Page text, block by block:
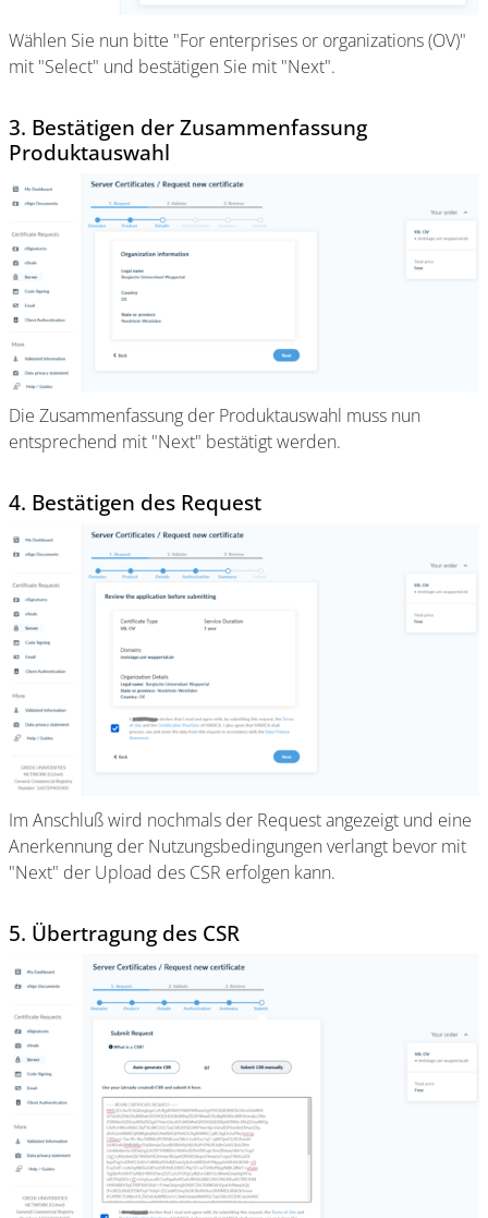
Wählen Sie nun bitte "For enterprises or organizations (OV)"
mit "Select" und bestätigen Sie mit "Next".
3. Bestätigen der Zusammenfassung
Produktauswahl
Die Zusammenfassung der Produktauswahl muss nun
entsprechend mit "Next" bestätigt werden.
4. Bestätigen des Request
Im Anschluß wird nochmals der Request angezeigt und eine
Anerkennung der Nutzungsbedingungen verlangt bevor mit
"Next" der Upload des CSR erfolgen kann.
5. Übertragung des CSR